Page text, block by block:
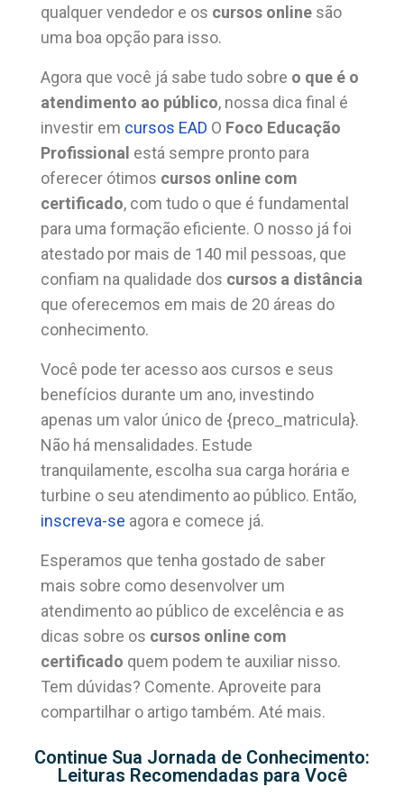
qualquer vendedor e os cursos online são
uma boa opção para isso.
Agora que você já sabe tudo sobre o que é o
atendimento ao público, nossa dica final é
investir em cursos EAD O Foco Educação
Profissional está sempre pronto para
oferecer ótimos cursos online com
certificado, com tudo o que é fundamental
para uma formação eficiente. O nosso já foi
atestado por mais de 140 mil pessoas, que
confiam na qualidade dos cursos a distância
que oferecemos em mais de 20 áreas do
conhecimento.
Você pode ter acesso aos cursos e seus
benefícios durante um ano, investindo
apenas um valor único de {preco_matricula}.
Não há mensalidades. Estude
tranquilamente, escolha sua carga horária e
turbine o seu atendimento ao público. Então,
inscreva-se agora e comece já.
Esperamos que tenha gostado de saber
mais sobre como desenvolver um
atendimento ao público de excelência e as
dicas sobre os cursos online com
certificado quem podem te auxiliar nisso.
Tem dúvidas? Comente. Aproveite para
compartilhar o artigo também. Até mais.
Continue Sua Jornada de Conhecimento:
Leituras Recomendadas para Você